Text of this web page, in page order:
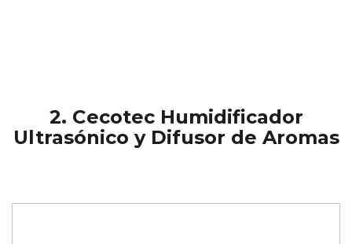
2. Cecotec Humidificador
Ultrasónico y Difusor de Aromas